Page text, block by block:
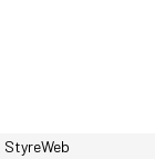
StyreWeb